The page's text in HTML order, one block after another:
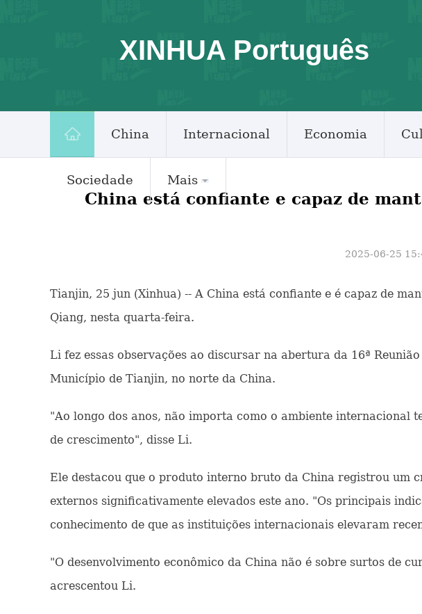
XINHUA Português
China Internacional Economia
Sociedade Mais
China está confiante e capaz de
2025-06-25
Tianjin, 25 jun (Xinhua) -- A China está confiante e é capaz de
Qiang, nesta quarta-feira.
Li fez essas observações ao discursar na abertura da 16ª
Município de Tianjin, no norte da China.
"Ao longo dos anos, não importa como o ambiente internacional
de crescimento", disse Li.
Ele destacou que o produto interno bruto da China registrou um
externos significativamente elevados este ano. "Os principais
conhecimento de que as instituições internacionais elevaram
"O desenvolvimento econômico da China não é sobre surtos de
acrescentou Li.